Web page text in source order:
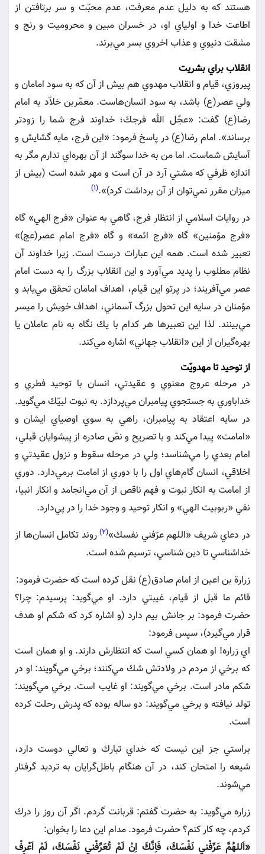
هستند كه به دليل عدم معرفت، عدم محبّت و سر برتافتن از
اطاعت خدا و اولياي او، در خسران مبين و محروميت و رنج و
مشقت دنيوي و عذاب اخروي بسر مي‌برند.
انقلاب براي بشريت
پيروزي، قيام و انقلاب مهدوي هم بيش از آن كه به سود امامان و
ولي عصر(ع) باشد، به سود انسان‌هاست. معمّربن خلاّد به امام
رضا(ع) گفت: «عجّل الله فرجك؛ خداوند فرج شما را زودتر
برساند». امام رضا(ع) در پاسخ فرمود: «اين فرج، مايه گشايش و
آسايش شماست. اما من به خدا سوگند از آن بهره‌اي ندارم مگر به
اندازه ظرفي كه مشتي آرد در آن است و مهر شده است (بيش از
ميزان مقرر نمي‌توان از آن برداشت كرد)».(1)
در روايات اسلامي از انتظار فرج، گاهي به عنوان «فرج الهي» گاه
«فرج مؤمنين» گاه «فرج ائمه» و گاه «فرج امام عصر(عج)»
تعبير شده است. همه اين عبارات درست است. زيرا خداوند آن
نظام مطلوب را پديد مي‌آورد و اين انقلاب بزرگ را به دست امام
عصر مي‌آفريند؛ در پرتو اين قيام، اهداف امامان تحقق مي‌يابد و
مؤمنان در سايه اين تحول بزرگ آسماني، اهداف خويش را ميسر
مي‌بينند. لذا اين تعبيرها هر كدام با يك نگاه به نام عاملان يا
بهره‌گيران از اين «انقلاب جهاني» اشاره مي‌كند.
از توحيد تا مهدويّت
در مرحله عروج معنوي و عقيدتي، انسان با توحيد فطري و
خداباوري به جستجوي پيامبران مي‌پردازد. به نبوت لبيّك مي‌گويد.
در سايه اعتقاد به پيامبران، راهي به سوي اوصياي ايشان و
«امامت» پيدا مي‌كند و با تصريح و نصّ صادره از پيشوايان قبلي،
امام بعدي را مي‌شناسد؛ ولي در مرحله سقوط و نزول عقيدتي و
اخلاقي، انسان گام‌هاي اول را با دوري از امامت بر‌مي‌دارد. دوري
از امامت به انكار نبوت و فهم ناقص از آن مي‌انجامد و انكار انبيا،
نفي «ربوبيت الهي» و انكار توحيد و وجود خدا را در پي‌دارد.
در دعاي شريف «اللهم عرّفني نفسك»(2)
روند تكامل انسان‌ها از
خداشناسي تا دين شناسي، ترسيم شده است.
زرارة بن اعين از امام صادق(ع) نقل كرده است كه حضرت فرمود:
قائم ما قبل از قيام، غيبتي دارد. او مي‌گويد: پرسيدم: چرا؟
حضرت فرمود: بر جانش بيم دارد (و اشاره كرد كه شكم او هدف
قرار مي‌گيرد)، سپس فرمود:
اي زراره! او همان كسي است كه انتظارش دارند. و او همان است
كه برخي از مردم در ولادتش شك مي‌كنند؛ برخي مي‌گويند: او در
شكم مادر است. برخي مي‌گويند: او غايب است. برخي مي‌گويند:
تولد نيافته و برخي مي‌گويند: دو ساله بوده كه پدرش رحلت كرده
است.
براستي جز اين نيست كه خداي تبارك و تعالي دوست دارد،
شيعه را امتحان كند، در آن هنگام باطل‌گرايان به ترديد گرفتار
مي‌شوند.
زراره مي‌گويد: به حضرت گفتم: قربانت گردم. اگر آن روز را درك
كردم، چه كار كنم؟ حضرت فرمود. مدام اين دعا را بخوان:
«اَللهُمَّ عَرِّفْني‏ نَفْسَكَ، فَاِنَّكَ اِنْ لَمْ تُعَرِّفْني‏ نَفْسَكَ، لَمْ اَعْرِفْ